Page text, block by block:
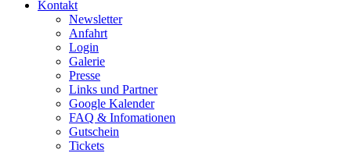
Kontakt
Newsletter
Anfahrt
Login
Galerie
Presse
Links und Partner
Google Kalender
FAQ & Infomationen
Gutschein
Tickets